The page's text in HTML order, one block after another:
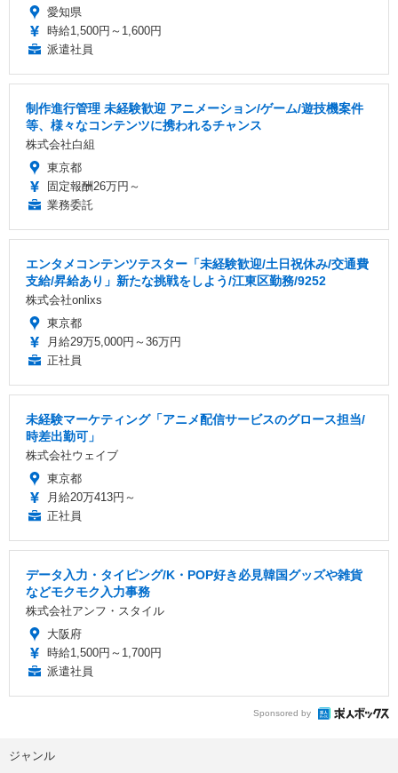
愛知県
時給1,500円～1,600円
派遣社員
制作進行管理 未経験歓迎 アニメーション/ゲーム/遊技機案件
等、様々なコンテンツに携われるチャンス
株式会社白組
東京都
固定報酬26万円～
業務委託
エンタメコンテンツテスター「未経験歓迎/土日祝休み/交通費
支給/昇給あり」新たな挑戦をしよう/江東区勤務/9252
株式会社onlixs
東京都
月給29万5,000円～36万円
正社員
未経験マーケティング「アニメ配信サービスのグロース担当/
時差出勤可」
株式会社ウェイブ
東京都
月給20万413円～
正社員
データ入力・タイピング/K・POP好き必見韓国グッズや雑貨
などモクモク入力事務
株式会社アンフ・スタイル
大阪府
時給1,500円～1,700円
派遣社員
Sponsored by
ジャンル